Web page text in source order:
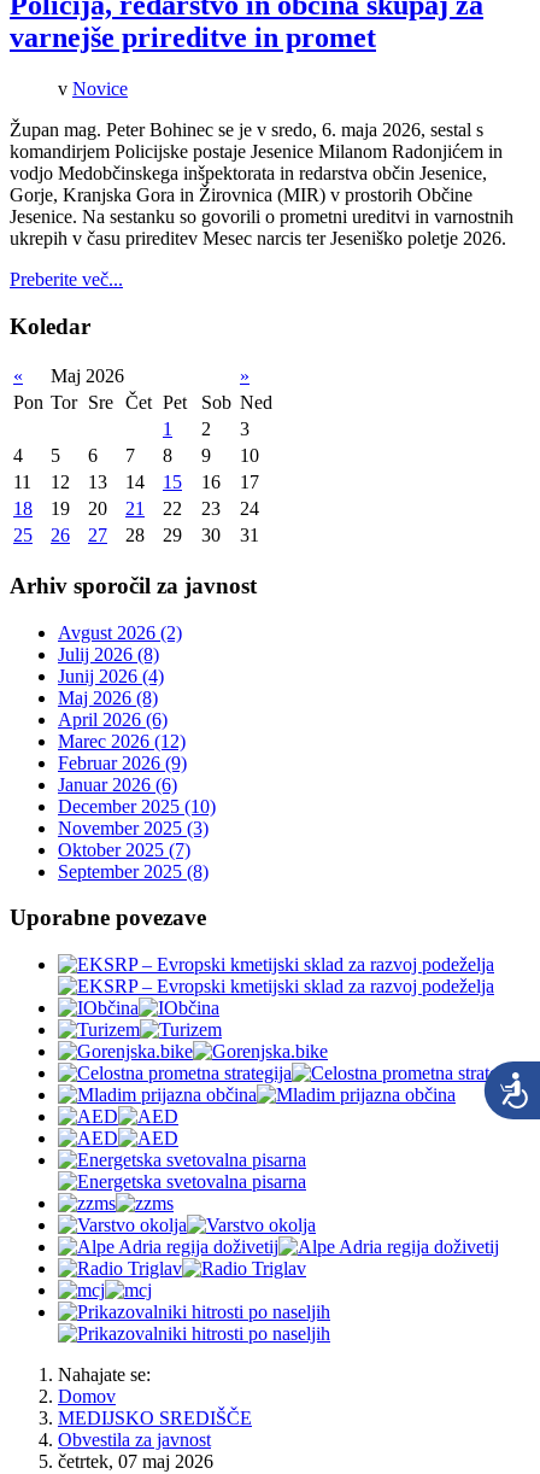
varnejše prireditve in promet
v Novice
Župan mag. Peter Bohinec se je v sredo, 6. maja 2026, sestal s
komandirjem Policijske postaje Jesenice Milanom Radonjićem in
vodjo Medobčinskega inšpektorata in redarstva občin Jesenice,
Gorje, Kranjska Gora in Žirovnica (MIR) v prostorih Občine
Jesenice. Na sestanku so govorili o prometni ureditvi in varnostnih
ukrepih v času prireditev Mesec narcis ter Jeseniško poletje 2026.
Preberite več...
Koledar
« Maj 2026
»
Pon Tor Sre Čet Pet Sob Ned
1
2
3
4
5 6 7 8 9
10
11
12 13 14 15 16
17
18
19 20 21 22 23
24
25
26 27 28 29 30 31
Arhiv sporočil za javnost
Avgust 2026 (2)
Julij 2026 (8)
Junij 2026 (4)
Maj 2026 (8)
April 2026 (6)
Marec 2026 (12)
Februar 2026 (9)
Januar 2026 (6)
December 2025 (10)
November 2025 (3)
Oktober 2025 (7)
September 2025 (8)
Uporabne povezave
Nahajate se:
Domov
MEDIJSKO SREDIŠČE
Obvestila za javnost
četrtek, 07 maj 2026